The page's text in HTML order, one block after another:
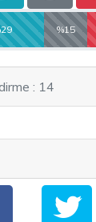
%15
: 14